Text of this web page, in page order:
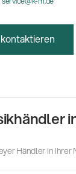
kontaktieren
Händler in Ihrer